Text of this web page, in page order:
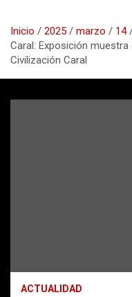
Inicio 2025 marzo
14
Caral: Exposición
Civilización Caral
ACTUALIDAD